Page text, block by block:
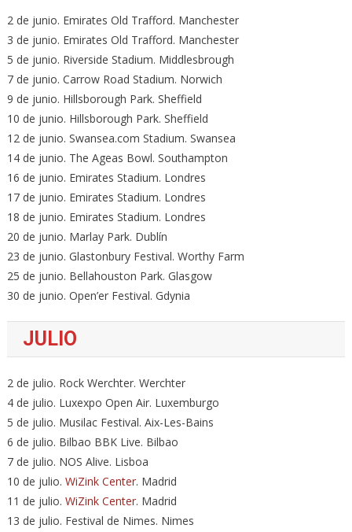
2 de junio. Emirates Old Trafford. Manchester
3 de junio. Emirates Old Trafford. Manchester
5 de junio. Riverside Stadium. Middlesbrough
7 de junio. Carrow Road Stadium. Norwich
9 de junio. Hillsborough Park. Sheffield
10 de junio. Hillsborough Park. Sheffield
12 de junio. Swansea.com Stadium. Swansea
14 de junio. The Ageas Bowl. Southampton
16 de junio. Emirates Stadium. Londres
17 de junio. Emirates Stadium. Londres
18 de junio. Emirates Stadium. Londres
20 de junio. Marlay Park. Dublín
23 de junio. Glastonbury Festival. Worthy Farm
25 de junio. Bellahouston Park. Glasgow
30 de junio. Open’er Festival. Gdynia
JULIO
2 de julio. Rock Werchter. Werchter
4 de julio. Luxexpo Open Air. Luxemburgo
5 de julio. Musilac Festival. Aix-Les-Bains
6 de julio. Bilbao BBK Live. Bilbao
7 de julio. NOS Alive. Lisboa
10 de julio. WiZink Center. Madrid
11 de julio. WiZink Center. Madrid
13 de julio. Festival de Nimes. Nimes